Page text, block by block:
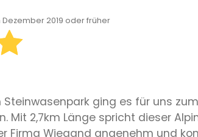
Dezember 2019 oder früher
ging es für uns
Mit 2,7km Länge spricht dieser
Firma Wiegand angenehm und